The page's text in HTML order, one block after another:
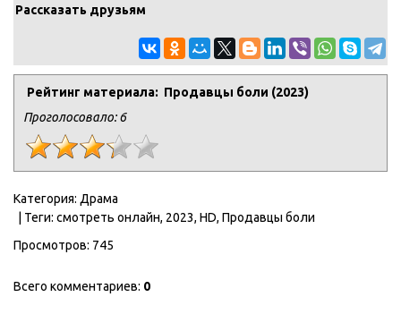
Рассказать друзьям
Рейтинг материала: Продавцы боли (2023)
Проголосовало:6
Категория: Драма
| Теги: смотреть онлайн, 2023, HD, Продавцы боли
Просмотров: 745
Всего комментариев: 0